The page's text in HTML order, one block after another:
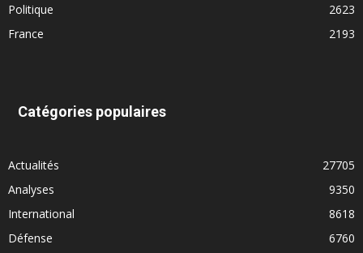
Politique
2623
France
2193
Catégories populaires
Actualités
27705
Analyses
9350
International
8618
Défense
6760